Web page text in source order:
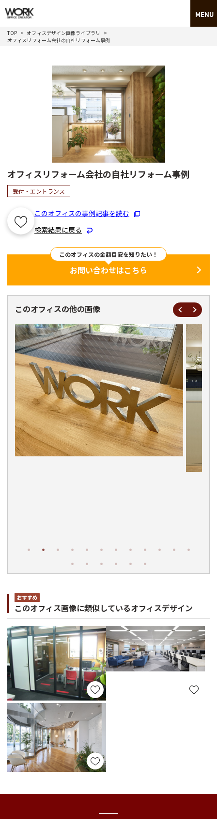
TOP
オフィスデザイン画像ライブラリ
オフィスリフォーム会社の自社リフォーム事例
オフィスリフォーム会社の自社リフォーム事例
受付・エントランス
このオフィスの事例記事を読む
検索結果に戻る
このオフィスの金額目安を知りたい！
お問い合わせはこちら
このオフィスの他の画像
このオフィス画像に類似しているオフィスデザイン